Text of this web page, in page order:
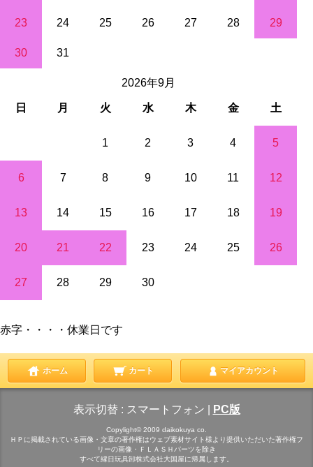
23 24 25 26 27 28 29
30 31
2026年9月
日 月 火 水 木 金 土
1 2 3 4 5
6 7 8 9 10 11 12
13 14 15 16 17 18 19
20 21 22 23 24 25 26
27 28 29 30
赤字・・・・休業日です
ホーム カート マイアカウント
表示切替 : スマートフォン PC版
Copylight© 2009 daikokuya co.
ＨＰに掲載されている画像・文章の著作権はウェブ素材サイト様より提供いただいた著作権フ
リーの画像・ＦＬＡＳＨパーツを除き
すべて縁日玩具卸株式会社大国屋に帰属します。